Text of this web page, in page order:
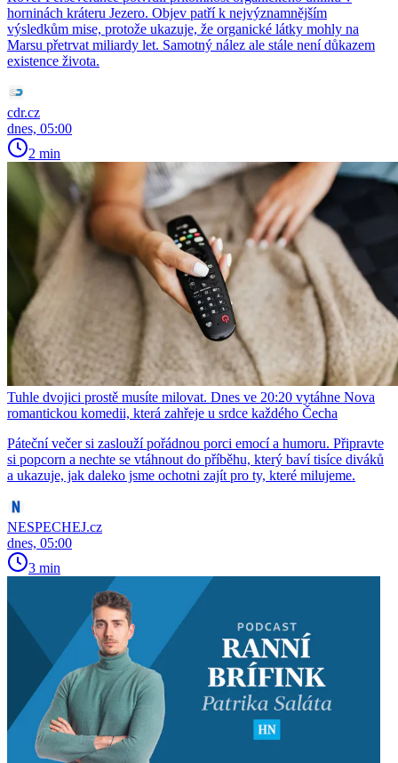
horninách kráteru Jezero. Objev patří k nejvýznamnějším
výsledkům mise, protože ukazuje, že organické látky mohly na
Marsu přetrvat miliardy let. Samotný nález ale stále není důkazem
existence života.
cdr.cz
dnes, 05:00
2 min
Tuhle dvojici prostě musíte milovat. Dnes ve 20:20 vytáhne Nova
romantickou komedii, která zahřeje u srdce každého Čecha
Páteční večer si zaslouží pořádnou porci emocí a humoru. Připravte
si popcorn a nechte se vtáhnout do příběhu, který baví tisíce diváků
a ukazuje, jak daleko jsme ochotni zajít pro ty, které milujeme.
NESPECHEJ.cz
dnes, 05:00
3 min